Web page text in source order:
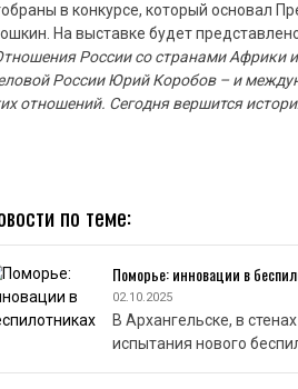
в конкурсе, который основал
На выставке будет
России со странами Африки
России Юрий Коробов – и
отношений. Сегодня вершится
по теме:
Поморье: инновации в
02.10.2025
В Архангельске, в
испытания нового